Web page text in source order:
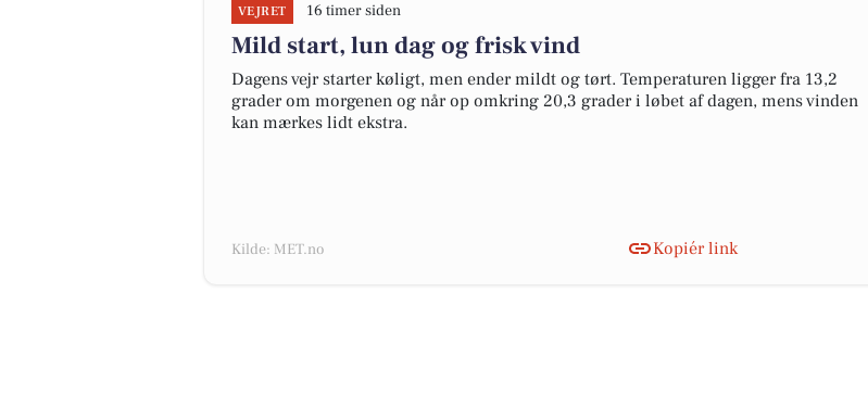
VEJRET 16 timer siden
Mild start, lun dag og frisk vind
Dagens vejr starter køligt, men ender mildt og tørt. Temperaturen ligger fra 13,2
grader om morgenen og når op omkring 20,3 grader i løbet af dagen, mens vinden
kan mærkes lidt ekstra.
Kilde: MET.no Kopiér link